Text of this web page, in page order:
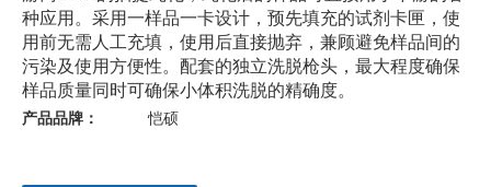
种应用。采用一样品一卡设计，预先填充的试剂卡匣，使
用前无需人工充填，使用后直接抛弃，兼顾避免样品间的
污染及使用方便性。配套的独立洗脱枪头，最大程度确保
样品质量同时可确保小体积洗脱的精确度。
产品品牌： 恺硕